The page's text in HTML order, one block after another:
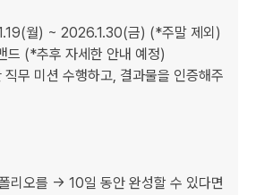
월) ~ 2026.1.30(금) ﻿(*주말 제외)
드 (*추후 자세한 안내 예정)
무 미션 수행하고, 결과물을 인증해주
리오를 → 10일 동안 완성할 수 있다면